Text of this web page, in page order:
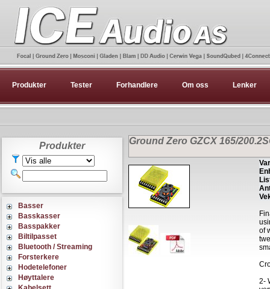
Produkter Tester Forhandlere Om oss Lenker
Produkter
Basser
Basskasser
Basspakker
Biltilpasset
Bluetooth / Streaming
Forsterkere
Hodetelefoner
Høyttalere
Ground Zero GZCX 165/
of
2-